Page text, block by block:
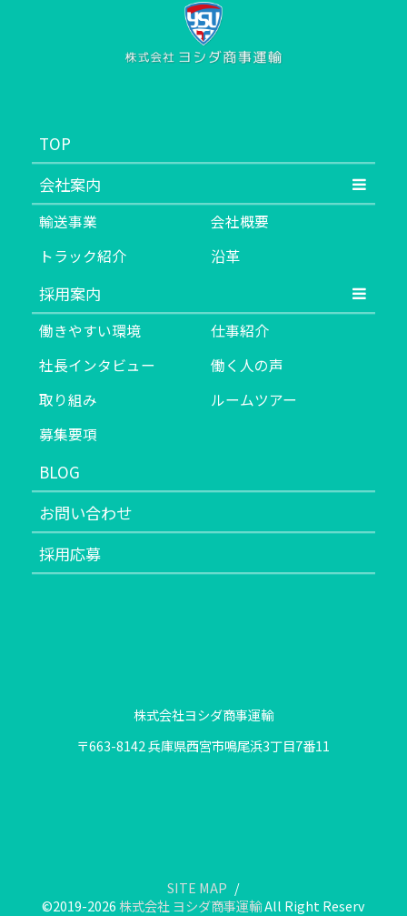
TOP
会社案内
輸送事業
会社概要
トラック紹介
沿革
採用案内
働きやすい環境
仕事紹介
社長インタビュー
働く人の声
取り組み
ルームツアー
募集要項
BLOG
お問い合わせ
採用応募
株式会社ヨシダ商事運輸
〒663-8142 兵庫県西宮市鳴尾浜3丁目7番11
SITE MAP
©2019-2026株式会社 ヨシダ商事運輸All Right Reserv